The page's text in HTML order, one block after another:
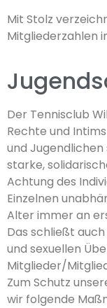
Mit Stolz
Mitgliederzahlen
Der Tennisclub
Rechte und
und Jugendlichen
starke,
Achtung des
Einzelnen
Alter immer an
Das schließt
und sexuellen
Mitglieder/
Zum Schutz
wir folgende